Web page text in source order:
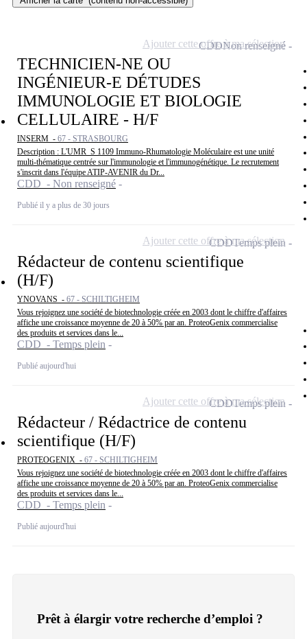
TECHNICIEN-NE OU
INGÉNIEUR-E DÉTUDES
IMMUNOLOGIE ET BIOLOGIE
CELLULAIRE - H/F
INSERM - 67 - STRASBOURG
Description : L'UMR_S 1109 Immuno-Rhumatologie Moléculaire est une unité
multi-thématique centrée sur l'immunologie et l'immunogénétique. Le recrutement
s'inscrit dans l'équipe ATIP-AVENIR du Dr...
CDD - Non renseigné
Publié il y a plus de 30 jours
CDDNon renseigné
Ajouter cette offre à ma sélection
Rédacteur de contenu scientifique
(H/F)
YNOVANS - 67 - SCHILTIGHEIM
Vous rejoignez une société de biotechnologie créée en 2003 dont le chiffre d'affaires
affiche une croissance moyenne de 20 à 50% par an. ProteoGenix commercialise
des produits et services dans le...
CDD - Temps plein
Publié aujourd'hui
CDDTemps plein
Ajouter cette offre à ma sélection
Rédacteur / Rédactrice de contenu
scientifique (H/F)
PROTEOGENIX - 67 - SCHILTIGHEIM
Vous rejoignez une société de biotechnologie créée en 2003 dont le chiffre d'affaires
affiche une croissance moyenne de 20 à 50% par an. ProteoGenix commercialise
des produits et services dans le...
CDD - Temps plein
Publié aujourd'hui
CDDTemps plein
Ajouter cette offre à ma sélection
Prêt à élargir votre recherche d’emploi ?